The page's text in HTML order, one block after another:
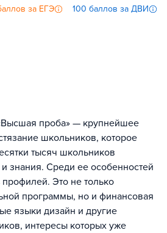
за ЕГЭ 100 баллов за ДВИ
проба» — крупнейшее
школьников, которое
тысяч школьников
знания. Среди ее особенностей
Это не только
программы, но и финансовая
языки дизайн и другие
интересы которых уже